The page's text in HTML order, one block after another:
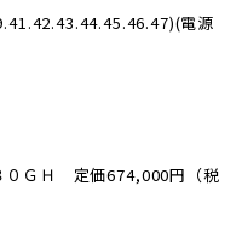
電源
０ＧＨ 定価674,000円（税